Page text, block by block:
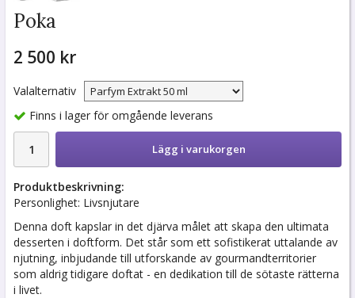
Poka
2 500 kr
Valalternativ
Finns i lager för omgående leverans
Lägg i varukorgen
Produktbeskrivning:
Personlighet: Livsnjutare
Denna doft kapslar in det djärva målet att skapa den ultimata
desserten i doftform. Det står som ett sofistikerat uttalande av
njutning, inbjudande till utforskande av gourmandterritorier
som aldrig tidigare doftat - en dedikation till de sötaste rätterna
i livet.